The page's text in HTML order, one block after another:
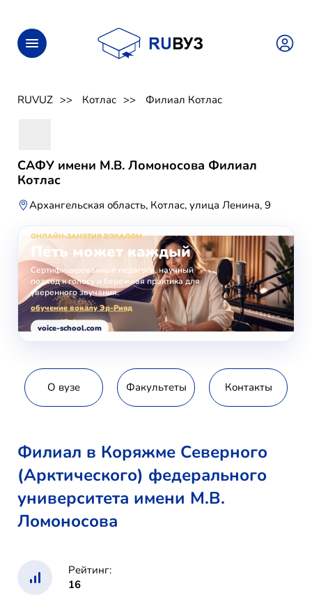
RUVUZ Котлас Филиал Котлас
САФУ имени М.В. Ломоносова Филиал
Котлас
Архангельская область, Котлас, улица Ленина, 9
ОНЛАЙН-ЗАНЯТИЯ ВОКАЛОМ
Петь может каждый
Сертифицированные педагоги, научный
подход к голосу и бережная практика для
уверенного звучания.
обучение вокалу Эр-Рияд
voice-school.com
О вузе Факультеты Контакты
Филиал в Коряжме Северного
(Арктического) федерального
университета имени М.В.
Ломоносова
Рейтинг:
16